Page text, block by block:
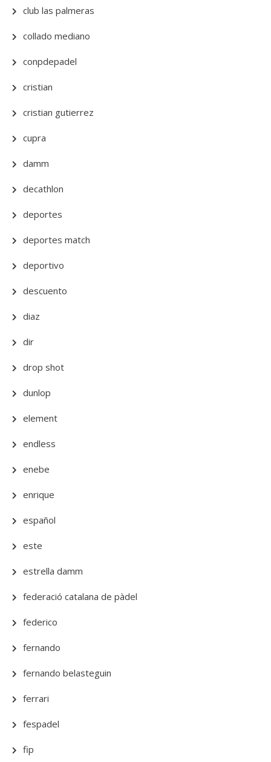
club las palmeras
collado mediano
conpdepadel
cristian
cristian gutierrez
cupra
damm
decathlon
deportes
deportes match
deportivo
descuento
diaz
dir
drop shot
dunlop
element
endless
enebe
enrique
español
este
estrella damm
federació catalana de pàdel
federico
fernando
fernando belasteguin
ferrari
fespadel
fip